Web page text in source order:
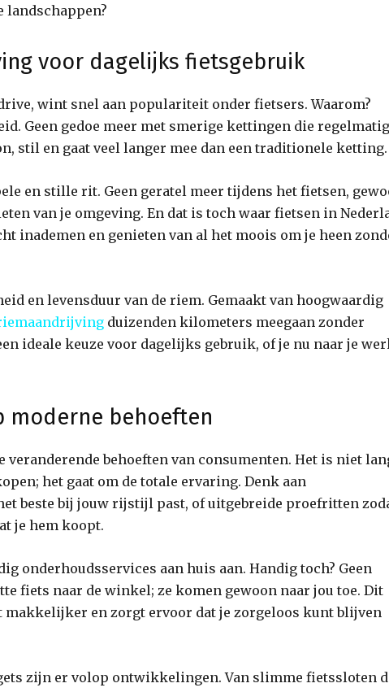
landschappen?
voor dagelijks fietsgebruik
wint snel aan populariteit onder fietsers. Waarom?
Geen gedoe meer met smerige kettingen die regelmatig
stil en gaat veel langer mee dan een traditionele ketting.
en stille rit. Geen geratel meer tijdens het fietsen,
van je omgeving. En dat is toch waar fietsen in
inademen en genieten van al het moois om je heen
en levensduur van de riem. Gemaakt van hoogwaardig
duizenden kilometers meegaan zonder
ideale keuze voor dagelijks gebruik, of je nu naar je
moderne behoeften
behoeften van consumenten. Het is niet
het gaat om de totale ervaring. Denk aan
beste bij jouw rijstijl past, of uitgebreide proefritten
je hem koopt.
onderhoudsservices aan huis aan. Handig toch? Geen
fiets naar de winkel; ze komen gewoon naar jou toe. Dit
makkelijker en zorgt ervoor dat je zorgeloos kunt blijven
zijn er volop ontwikkelingen. Van slimme fietssloten